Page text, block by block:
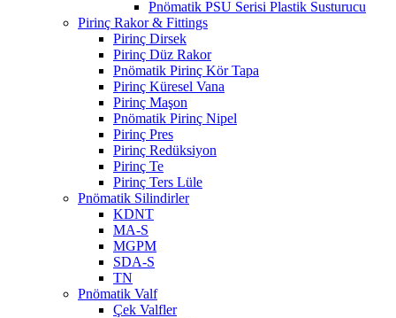
Pnömatik PSU Serisi Plastik Susturucu
Pirinç Rakor & Fittings
Pirinç Dirsek
Pirinç Düz Rakor
Pnömatik Pirinç Kör Tapa
Pirinç Küresel Vana
Pirinç Maşon
Pnömatik Pirinç Nipel
Pirinç Pres
Pirinç Redüksiyon
Pirinç Te
Pirinç Ters Lüle
Pnömatik Silindirler
KDNT
MA-S
MGPM
SDA-S
TN
Pnömatik Valf
Çek Valfler